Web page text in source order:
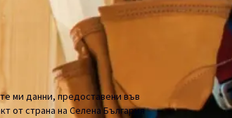
със седалище в с. Гърмазово
шосе" 67, България (ДА:
цел представяне на оферта и
ми данни, предоставени във
от страна на Селена България